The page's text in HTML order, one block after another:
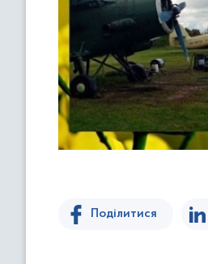
Поділитися